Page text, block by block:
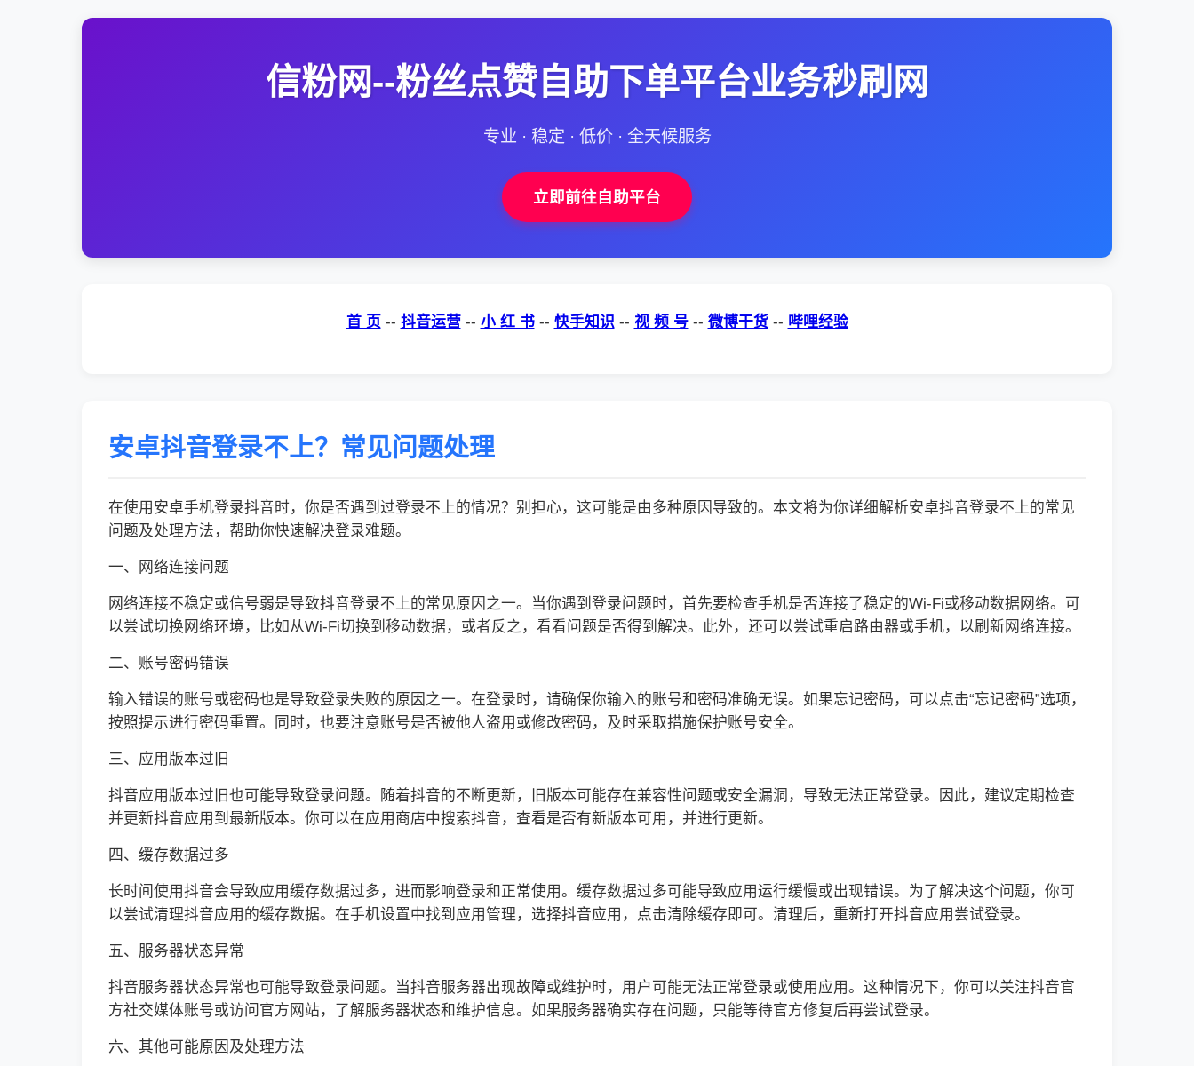
信粉网--粉丝点赞自助下单平台业务秒刷网
专业 · 稳定 · 低价 · 全天候服务
立即前往自助平台
首 页 -- 抖音运营 -- 小 红 书 -- 快手知识 -- 视 频 号 -- 微博干货 -- 哔哩经验
安卓抖音登录不上？常见问题处理
在使用安卓手机登录抖音时，你是否遇到过登录不上的情况？别担心，这可能是由多种原因导致的。本文将为你详细解析安卓抖音登录不上的常见
问题及处理方法，帮助你快速解决登录难题。
一、网络连接问题
网络连接不稳定或信号弱是导致抖音登录不上的常见原因之一。当你遇到登录问题时，首先要检查手机是否连接了稳定的Wi-Fi或移动数据网络。可
以尝试切换网络环境，比如从Wi-Fi切换到移动数据，或者反之，看看问题是否得到解决。此外，还可以尝试重启路由器或手机，以刷新网络连接。
二、账号密码错误
输入错误的账号或密码也是导致登录失败的原因之一。在登录时，请确保你输入的账号和密码准确无误。如果忘记密码，可以点击“忘记密码”选项，
按照提示进行密码重置。同时，也要注意账号是否被他人盗用或修改密码，及时采取措施保护账号安全。
三、应用版本过旧
抖音应用版本过旧也可能导致登录问题。随着抖音的不断更新，旧版本可能存在兼容性问题或安全漏洞，导致无法正常登录。因此，建议定期检查
并更新抖音应用到最新版本。你可以在应用商店中搜索抖音，查看是否有新版本可用，并进行更新。
四、缓存数据过多
长时间使用抖音会导致应用缓存数据过多，进而影响登录和正常使用。缓存数据过多可能导致应用运行缓慢或出现错误。为了解决这个问题，你可
以尝试清理抖音应用的缓存数据。在手机设置中找到应用管理，选择抖音应用，点击清除缓存即可。清理后，重新打开抖音应用尝试登录。
五、服务器状态异常
抖音服务器状态异常也可能导致登录问题。当抖音服务器出现故障或维护时，用户可能无法正常登录或使用应用。这种情况下，你可以关注抖音官
方社交媒体账号或访问官方网站，了解服务器状态和维护信息。如果服务器确实存在问题，只能等待官方修复后再尝试登录。
六、其他可能原因及处理方法